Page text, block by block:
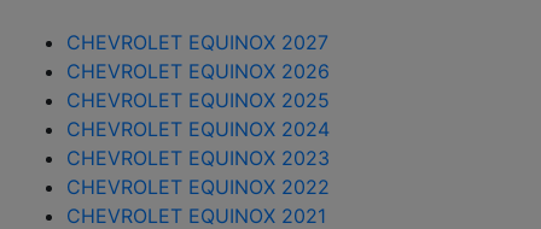
CHEVROLET EQUINOX 2027
CHEVROLET EQUINOX 2026
CHEVROLET EQUINOX 2025
CHEVROLET EQUINOX 2024
CHEVROLET EQUINOX 2023
CHEVROLET EQUINOX 2022
CHEVROLET EQUINOX 2021